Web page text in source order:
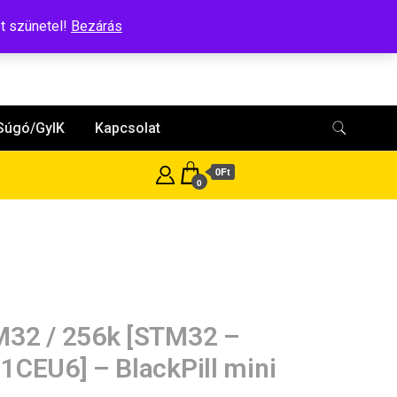
szünetel! Bezárás
GyIK Kapcsolat
0
0Ft
/ 256k [STM32 –
– BlackPill mini